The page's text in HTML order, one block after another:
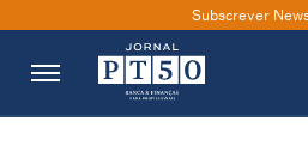
Subscrever